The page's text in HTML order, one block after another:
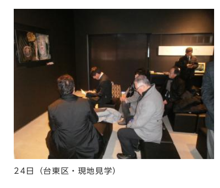
24日（台東区・現地見学）